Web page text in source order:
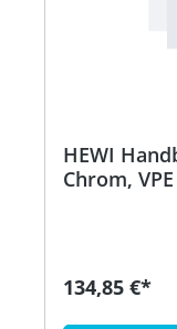
HEWI
Chrom,
134,85 €*